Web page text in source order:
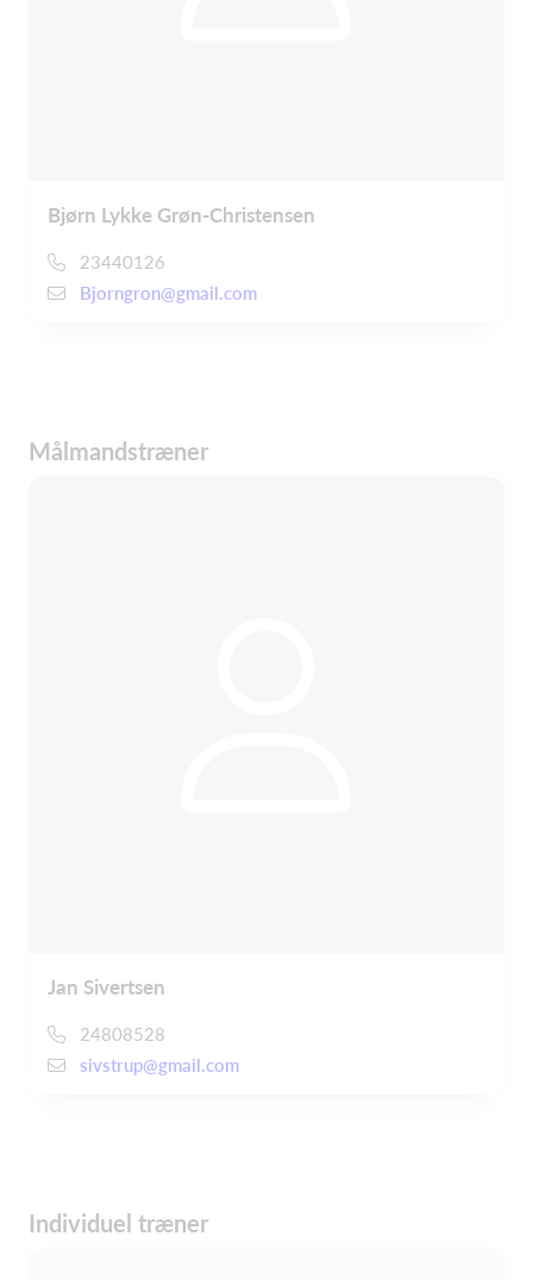
Bjørn Lykke Grøn-Christensen
23440126
Bjorngron@gmail.com
Målmandstræner
Jan Sivertsen
24808528
sivstrup@gmail.com
Individuel træner